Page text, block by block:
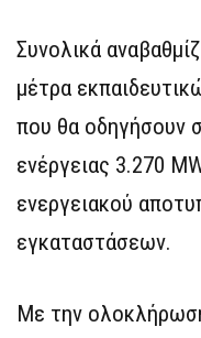
Συνολικά
μέτρα
που θα οδηγήσουν
ενέργειας 3.270
ενεργειακού
εγκαταστάσεων.
Με την